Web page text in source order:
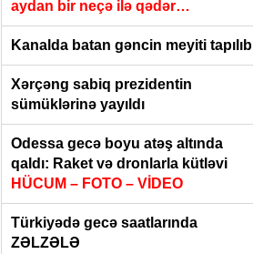
aydan bir neçə ilə qədər…
Kanalda batan gəncin meyiti tapılıb
Xərçəng sabiq prezidentin
sümüklərinə yayıldı
Odessa gecə boyu atəş altında
qaldı: Raket və dronlarla kütləvi
HÜCUM – FOTO – VİDEO
Türkiyədə gecə saatlarında
ZƏLZƏLƏ